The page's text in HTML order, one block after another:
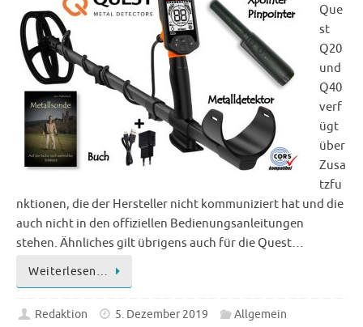
Que
st
Q20
und
Q40
verf
ügt
über
Zusa
tzfu
nktionen, die der Hersteller nicht kommuniziert hat und die
auch nicht in den offiziellen Bedienungsanleitungen
stehen. Ähnliches gilt übrigens auch für die Quest…
Weiterlesen…
Redaktion 5. Dezember 2019 Allgemein